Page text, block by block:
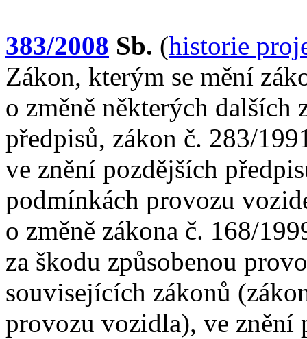
383/2008 Sb. (historie
Zákon, kterým se mění
o změně některých dalších
předpisů, zákon č. 283/
ve znění pozdějších
podmínkách provozu
o změně zákona č. 168/
za škodu způsobenou
souvisejících zákonů
provozu vozidla), ve znění